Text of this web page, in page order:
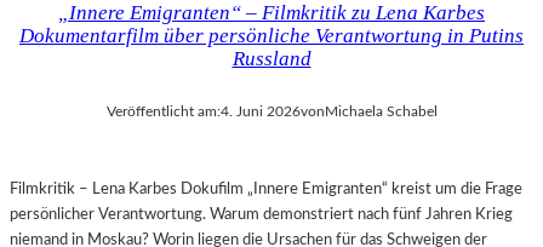
„Innere Emigranten“ – Filmkritik zu Lena Karbes
Dokumentarfilm über persönliche Verantwortung in Putins
Russland
Veröffentlicht am:4. Juni 2026von Michaela Schabel
Filmkritik – Lena Karbes Dokufilm „Innere Emigranten“ kreist um die Frage
persönlicher Verantwortung. Warum demonstriert nach fünf Jahren Krieg
niemand in Moskau? Worin liegen die Ursachen für das Schweigen der